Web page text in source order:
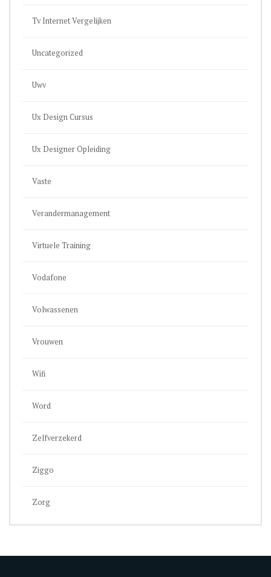
Tv Internet Vergelijken
Uncategorized
Uwv
Ux Design Cursus
Ux Designer Opleiding
Vaste
Verandermanagement
Virtuele Training
Vodafone
Volwassenen
Vrouwen
Wifi
Word
Zelfverzekerd
Ziggo
Zorg